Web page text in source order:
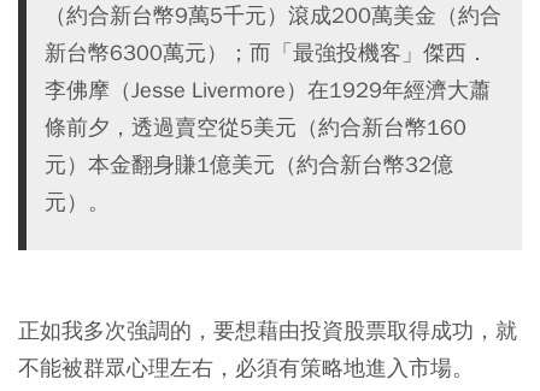
（約合新台幣9萬5千元）滾成200萬美金（約合
新台幣6300萬元）；而「最強投機客」傑西．
李佛摩（Jesse Livermore）在1929年經濟大蕭
條前夕，透過賣空從5美元（約合新台幣160
元）本金翻身賺1億美元（約合新台幣32億
元）。
正如我多次強調的，要想藉由投資股票取得成功，就
不能被群眾心理左右，必須有策略地進入市場。